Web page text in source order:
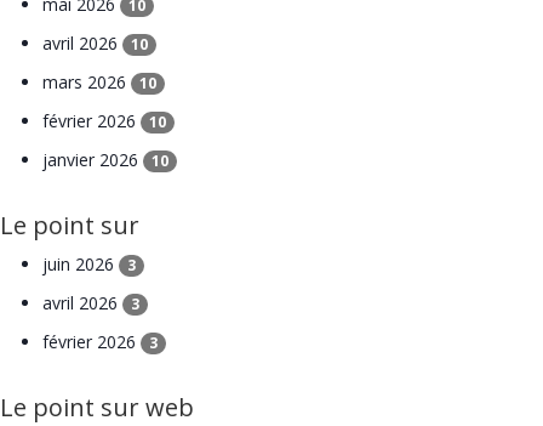
10
avril 2026 10
mars 2026 10
février 2026 10
janvier 2026 10
Le point sur
juin 2026 3
avril 2026 3
février 2026 3
Le point sur web